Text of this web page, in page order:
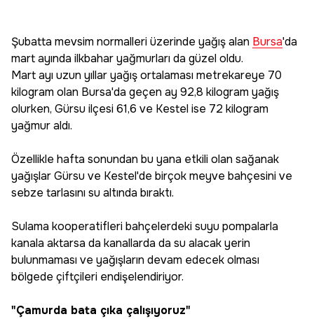
Şubatta mevsim normalleri üzerinde yağış alan Bursa'da
mart ayında ilkbahar yağmurları da güzel oldu.
Mart ayı uzun yıllar yağış ortalaması metrekareye 70
kilogram olan Bursa'da geçen ay 92,8 kilogram yağış
olurken, Gürsu ilçesi 61,6 ve Kestel ise 72 kilogram
yağmur aldı.
Özellikle hafta sonundan bu yana etkili olan sağanak
yağışlar Gürsu ve Kestel'de birçok meyve bahçesini ve
sebze tarlasını su altında bıraktı.
Sulama kooperatifleri bahçelerdeki suyu pompalarla
kanala aktarsa da kanallarda da su alacak yerin
bulunmaması ve yağışların devam edecek olması
bölgede çiftçileri endişelendiriyor.
"Çamurda bata çıka çalışıyoruz"